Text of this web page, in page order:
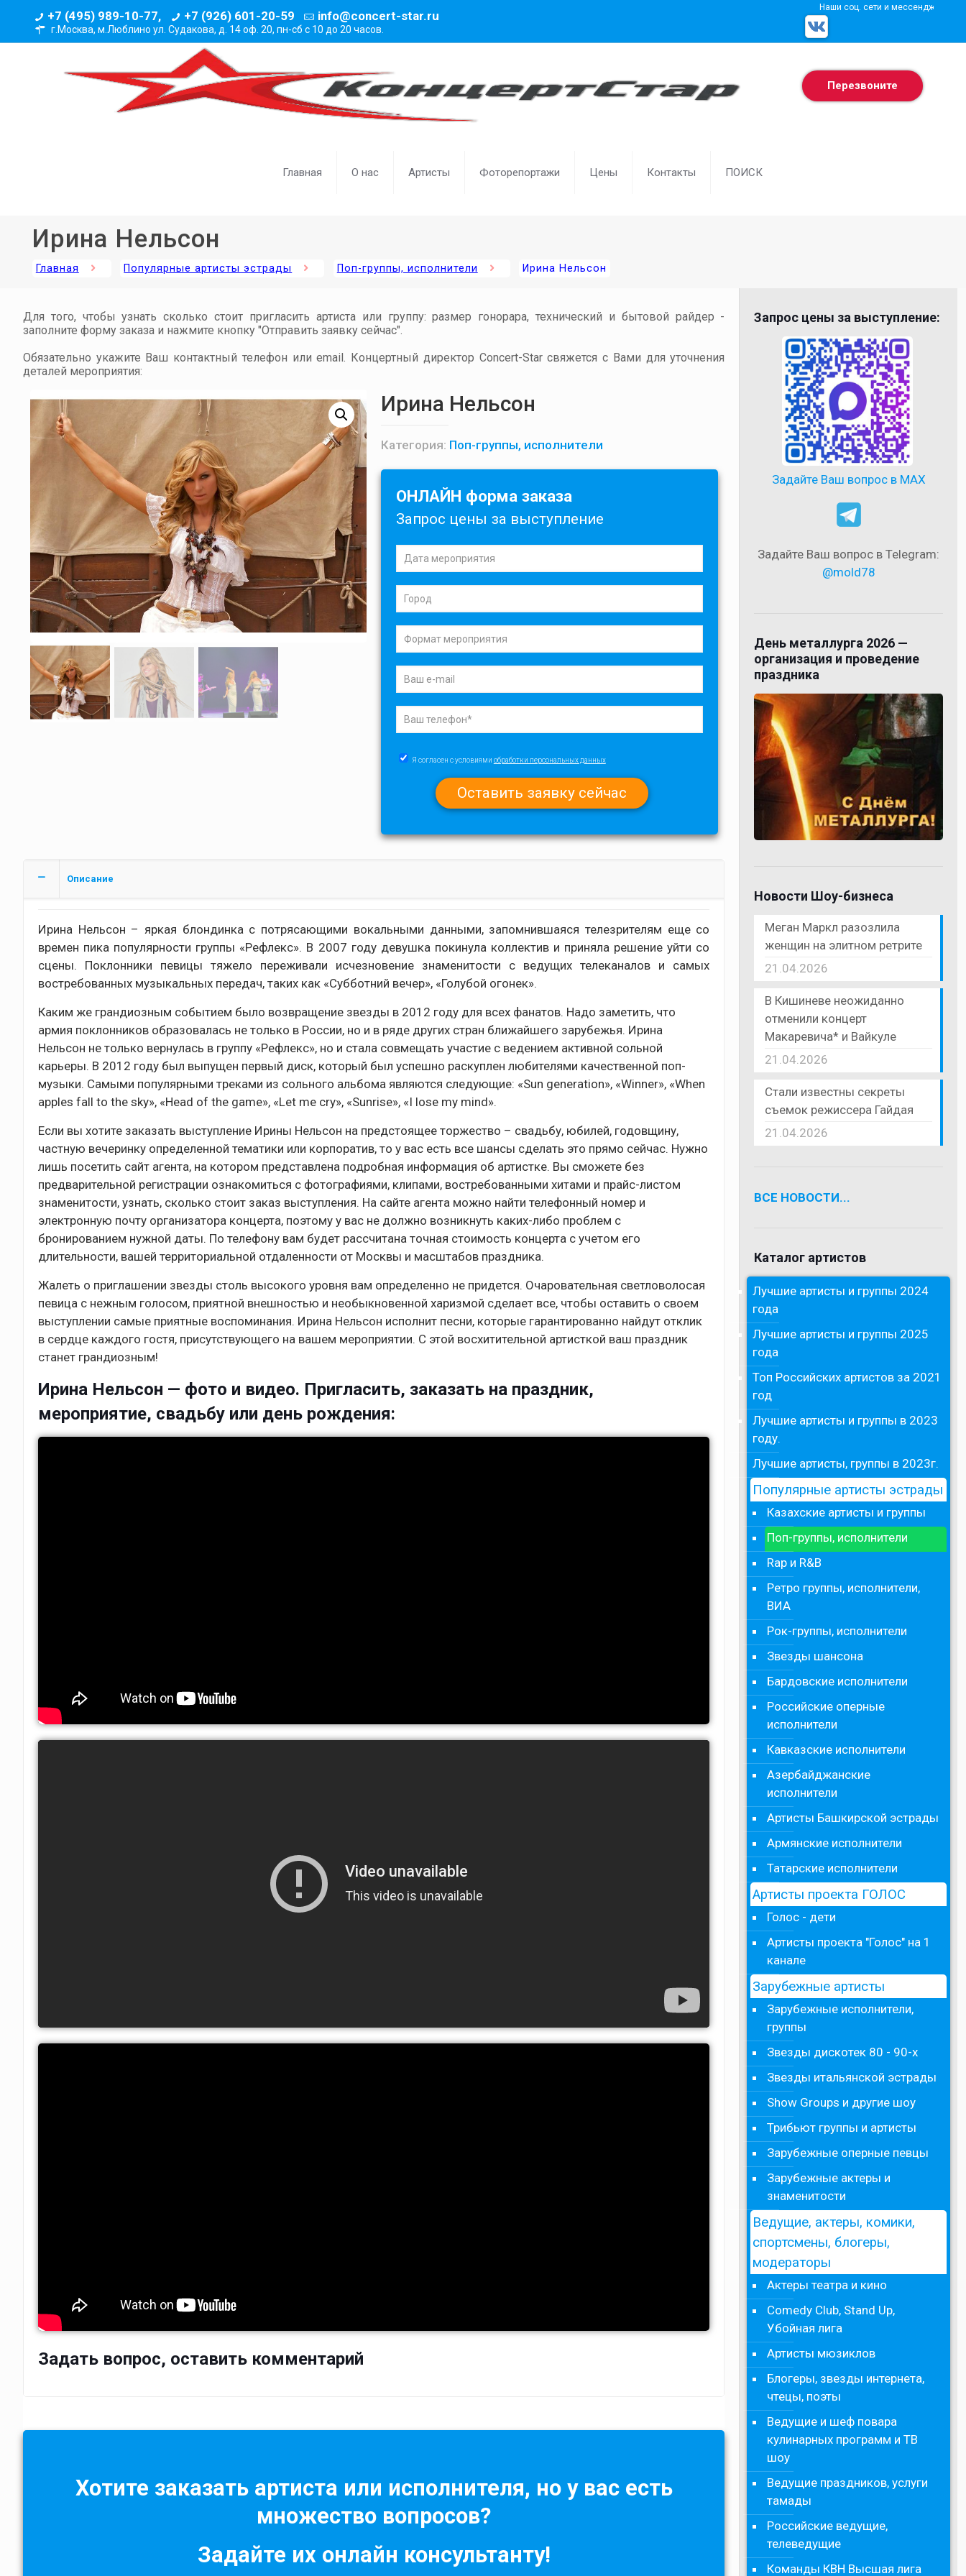
+7 (495) 989-10-77, +7 (926) 601-20-59 info@concert-star.ru
г.Москва, м.Люблино ул. Судакова, д. 14 оф. 20, пн-сб с 10 до 20 часов.
Наши соц. сети и мессенджеры
Главная О нас Артисты Фоторепортажи Цены Контакты ПОИСК
Перезвоните
Ирина Нельсон
Главная Популярные артисты эстрады Поп-группы, исполнители Ирина Нельсон
Для того, чтобы узнать сколько стоит пригласить артиста или группу: размер гонорара, технический и бытовой райдер -
заполните форму заказа и нажмите кнопку "Отправить заявку сейчас".
Обязательно укажите Ваш контактный телефон или email. Концертный директор Concert-Star свяжется с Вами для уточнения
деталей мероприятия:
Ирина Нельсон
Категория: Поп-группы, исполнители
ОНЛАЙН форма заказа
Запрос цены за выступление
Я согласен с условиями обработки персональных данных
Описание
Ирина Нельсон – яркая блондинка с потрясающими вокальными данными, запомнившаяся телезрителям еще со
времен пика популярности группы «Рефлекс». В 2007 году девушка покинула коллектив и приняла решение уйти со
сцены. Поклонники певицы тяжело переживали исчезновение знаменитости с ведущих телеканалов и самых
востребованных музыкальных передач, таких как «Субботний вечер», «Голубой огонек».
Каким же грандиозным событием было возвращение звезды в 2012 году для всех фанатов. Надо заметить, что
армия поклонников образовалась не только в России, но и в ряде других стран ближайшего зарубежья. Ирина
Нельсон не только вернулась в группу «Рефлекс», но и стала совмещать участие с ведением активной сольной
карьеры. В 2012 году был выпущен первый диск, который был успешно раскуплен любителями качественной поп-
музыки. Самыми популярными треками из сольного альбома являются следующие: «Sun generation», «Winner», «When
apples fall to the sky», «Head of the game», «Let me cry», «Sunrise», «I lose my mind».
Если вы хотите заказать выступление Ирины Нельсон на предстоящее торжество – свадьбу, юбилей, годовщину,
частную вечеринку определенной тематики или корпоратив, то у вас есть все шансы сделать это прямо сейчас. Нужно
лишь посетить сайт агента, на котором представлена подробная информация об артистке. Вы сможете без
предварительной регистрации ознакомиться с фотографиями, клипами, востребованными хитами и прайс-листом
знаменитости, узнать, сколько стоит заказ выступления. На сайте агента можно найти телефонный номер и
электронную почту организатора концерта, поэтому у вас не должно возникнуть каких-либо проблем с
бронированием нужной даты. По телефону вам будет рассчитана точная стоимость концерта с учетом его
длительности, вашей территориальной отдаленности от Москвы и масштабов праздника.
Жалеть о приглашении звезды столь высокого уровня вам определенно не придется. Очаровательная светловолосая
певица с нежным голосом, приятной внешностью и необыкновенной харизмой сделает все, чтобы оставить о своем
выступлении самые приятные воспоминания. Ирина Нельсон исполнит песни, которые гарантированно найдут отклик
в сердце каждого гостя, присутствующего на вашем мероприятии. С этой восхитительной артисткой ваш праздник
станет грандиозным!
Ирина Нельсон — фото и видео. Пригласить, заказать на праздник,
мероприятие, свадьбу или день рождения:
Задать вопрос, оставить комментарий
Хотите заказать артиста или исполнителя, но у вас есть
множество вопросов?
Задайте их онлайн консультанту!
Запрос цены за выступление:
Задайте Ваш вопрос в MAX
Задайте Ваш вопрос в Telegram:
@mold78
День металлурга 2026 —
организация и проведение
праздника
Новости Шоу-бизнеса
Меган Маркл разозлила
женщин на элитном ретрите
21.04.2026
В Кишиневе неожиданно
отменили концерт
Макаревича* и Вайкуле
21.04.2026
Стали известны секреты
съемок режиссера Гайдая
21.04.2026
ВСЕ НОВОСТИ...
Каталог артистов
Лучшие артисты и группы 2024
года
Лучшие артисты и группы 2025
года
Топ Российских артистов за 2021
год
Лучшие артисты и группы в 2023
году.
Лучшие артисты, группы в 2023г.
Популярные артисты эстрады
Казахские артисты и группы
Поп-группы, исполнители
Rap и R&B
Ретро группы, исполнители,
ВИА
Рок-группы, исполнители
Звезды шансона
Бардовские исполнители
Российские оперные
исполнители
Кавказские исполнители
Азербайджанские
исполнители
Артисты Башкирской эстрады
Армянские исполнители
Татарские исполнители
Артисты проекта ГОЛОС
Голос - дети
Артисты проекта "Голос" на 1
канале
Зарубежные артисты
Зарубежные исполнители,
группы
Звезды дискотек 80 - 90-х
Звезды итальянской эстрады
Show Groups и другие шоу
Трибьют группы и артисты
Зарубежные оперные певцы
Зарубежные актеры и
знаменитости
Ведущие, актеры, комики,
спортсмены, блогеры,
модераторы
Актеры театра и кино
Comedy Club, Stand Up,
Убойная лига
Артисты мюзиклов
Блогеры, звезды интернета,
чтецы, поэты
Ведущие и шеф повара
кулинарных программ и ТВ
шоу
Ведущие праздников, услуги
тамады
Российские ведущие,
телеведущие
Команды КВН Высшая лига